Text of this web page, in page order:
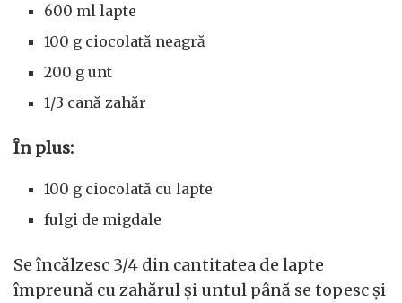
600 ml lapte
100 g ciocolată neagră
200 g unt
1/3 cană zahăr
În plus:
100 g ciocolată cu lapte
fulgi de migdale
Se încălzesc 3/4 din cantitatea de lapte
împreună cu zahărul și untul până se topesc și